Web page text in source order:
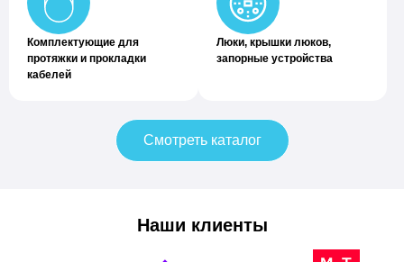
Комплектующие для
протяжки и прокладки
кабелей
Люки, крышки люков,
запорные устройства
Смотреть каталог
Наши клиенты